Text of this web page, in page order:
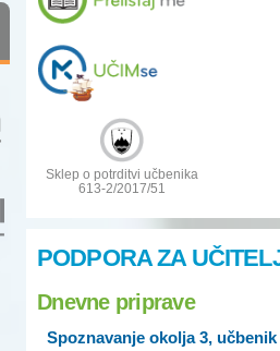
Sklep o potrditvi učbenika
613-2/2017/51
PODPORA ZA
Dnevne priprave
Spoznavanje okolja 3, učbenik